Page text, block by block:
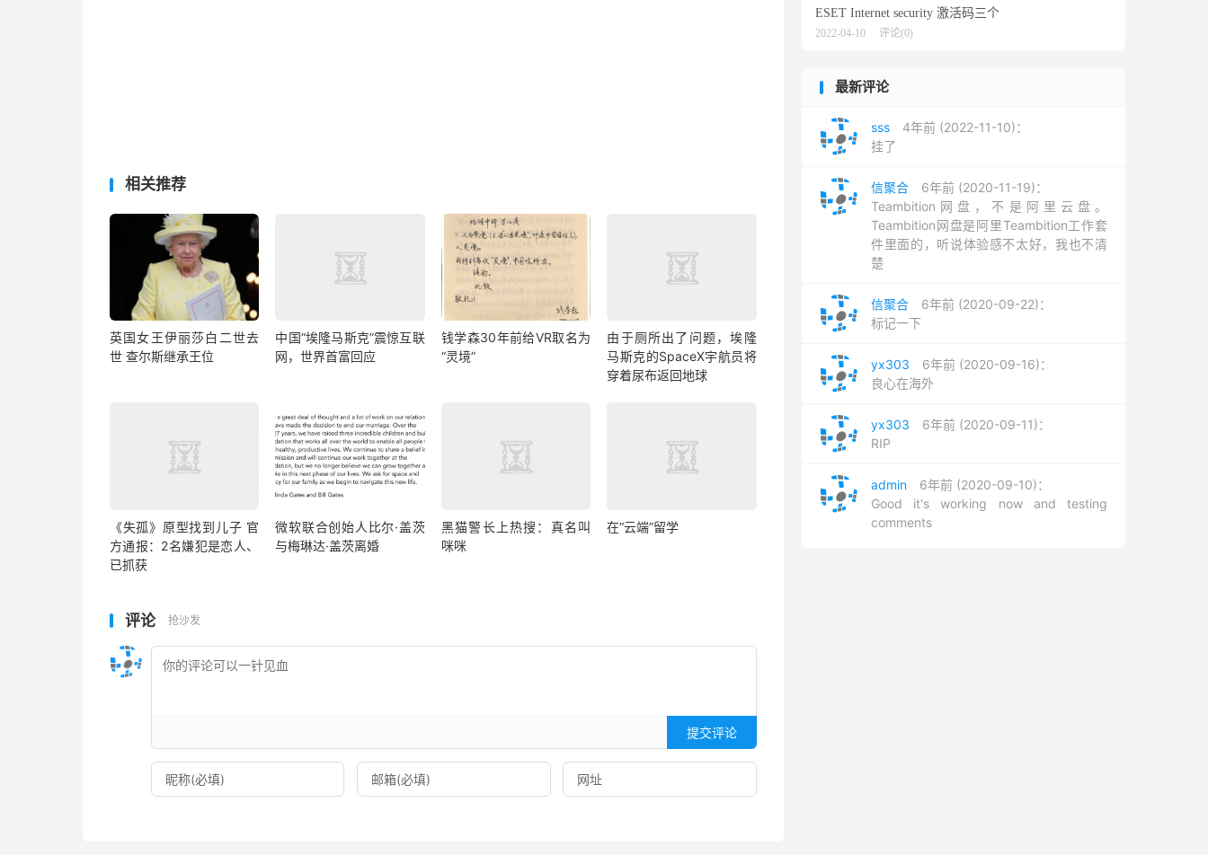
相关推荐
英国女王伊丽莎白二世去
世 查尔斯继承王位
中国“埃隆马斯克”震惊互联
网，世界首富回应
钱学森30年前给VR取名为
“灵境”
由于厕所出了问题，埃隆
马斯克的SpaceX宇航员将
穿着尿布返回地球
《失孤》原型找到儿子 官
方通报：2名嫌犯是恋人、
已抓获
微软联合创始人比尔·盖茨
与梅琳达·盖茨离婚
黑猫警长上热搜：真名叫
咪咪
在“云端”留学
评论 抢沙发
提交评论
ESET Internet security 激活码三个
2022-04-10 评论(0)
最新评论
sss
4年前 (2022-11-10)：
挂了
信聚合
6年前 (2020-11-19)：
Teambition网盘，不是阿里云盘。
Teambition网盘是阿里Teambition工作套
件里面的，听说体验感不太好，我也不清
楚
信聚合
6年前 (2020-09-22)：
标记一下
yx303
6年前 (2020-09-16)：
良心在海外
yx303
6年前 (2020-09-11)：
RIP
admin
6年前 (2020-09-10)：
Good it's working now and testing
comments